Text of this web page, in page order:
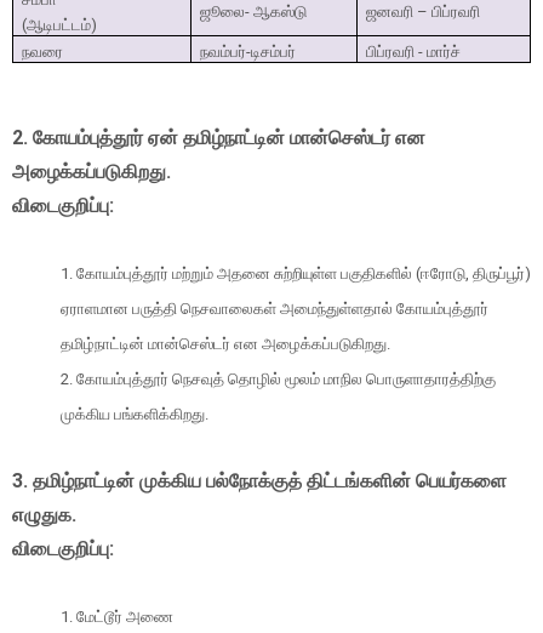
(ஆடிபட்டம்)
ஜூலை- ஆகஸ்டு ஜனவரி – பிப்ரவரி
நவரை நவம்பர்-டிசம்பர் பிப்ரவரி - மார்ச்
2. கோயம்புத்தூர் ஏன் தமிழ்நாட்டின் மான்செஸ்டர் என
அழைக்கப்படுகிறது.
விடைகுறிப்பு:
1. கோயம்புத்தூர் மற்றும் அதனை சுற்றியுள்ள பகுதிகளில் (ஈரோடு, திருப்பூர்)
ஏராளமான பருத்தி நெசவாலைகள் அமைந்துள்ளதால் கோயம்புத்தூர்
தமிழ்நாட்டின் மான்செஸ்டர் என அழைக்கப்படுகிறது.
2. கோயம்புத்தூர் நெசவுத் தொழில் மூலம் மாநில பொருளாதாரத்திற்கு
முக்கிய பங்களிக்கிறது.
3. தமிழ்நாட்டின் முக்கிய பல்நோக்குத் திட்டங்களின் பெயர்களை
எழுதுக.
விடைகுறிப்பு:
1. மேட்டூர் அணை